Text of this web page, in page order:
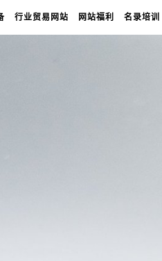
行业贸易网站 网站福利 名录培训